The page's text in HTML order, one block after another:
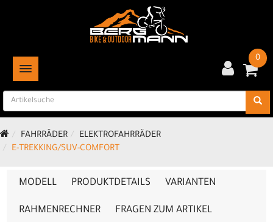
TOGGLE NAVIGATION
0
FAHRRÄDER
ELEKTROFAHRRÄDER
E-TREKKING/SUV-COMFORT
MODELL PRODUKTDETAILS VARIANTEN
RAHMENRECHNER FRAGEN ZUM ARTIKEL